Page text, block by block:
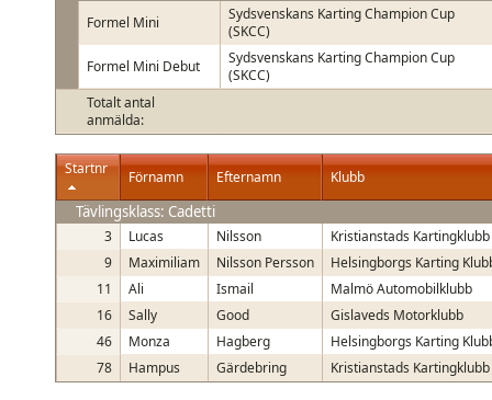
Totalt antal
anmälda:
Formel Mini
Sydsvenskans Karting Champion Cup
(SKCC)
Formel Mini Debut
Sydsvenskans Karting Champion Cup
(SKCC)
Startnr Förnamn Efternamn Klubb
Tävlingsklass: Cadetti
3 Lucas Nilsson
Kristianstads Kartingklubb
9
Maximiliam Nilsson Persson
Helsingborgs Karting
11
Ali Ismail
Malmö Automobilklubb
16
Sally Good
Gislaveds Motorklubb
46
Monza Hagberg
Helsingborgs Karting
78
Hampus Gärdebring Kristianstads Kartingklubb